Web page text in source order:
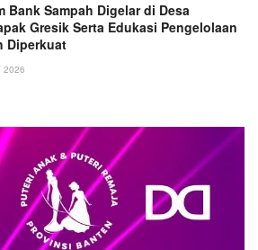
Bank Sampah Digelar di Desa
Gresik Serta Edukasi Pengelolaan
Diperkuat
2026